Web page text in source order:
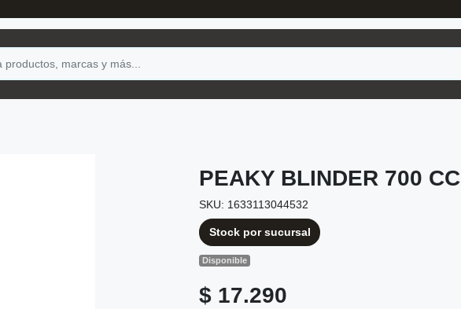
PEAKY BLINDER 700 CC
SKU: 1633113044532
Stock por sucursal
Disponible
$ 17.290